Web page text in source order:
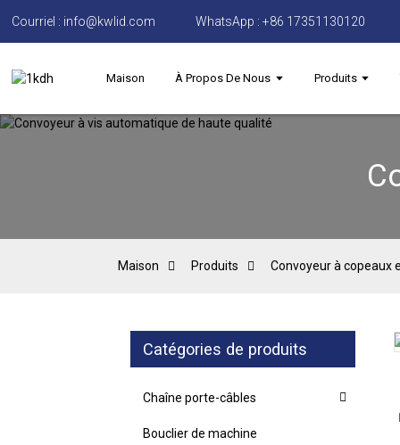
Courriel : info@kwlid.com WhatsApp : +86 17351130120
Maison À Propos De Nous Produits
Maison Produits Convoyeur à copeaux
Catégories de produits
Chaîne porte-câbles
Bouclier de machine
Loading...
Loading...